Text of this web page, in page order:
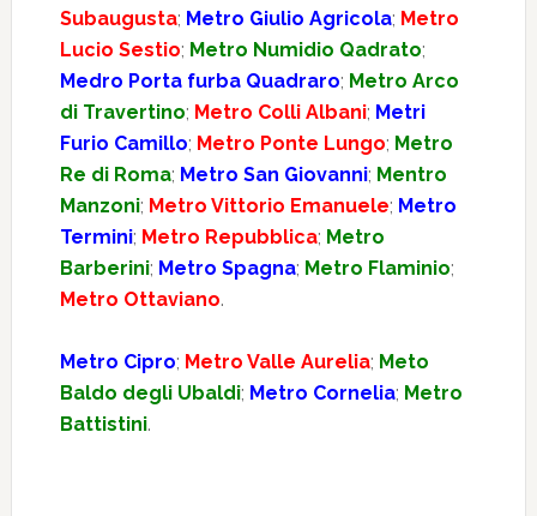
Subaugusta; Metro Giulio Agricola; Metro
Lucio Sestio; Metro Numidio Qadrato;
Medro Porta furba Quadraro; Metro Arco
di Travertino; Metro Colli Albani; Metri
Furio Camillo; Metro Ponte Lungo; Metro
Re di Roma; Metro San Giovanni; Mentro
Manzoni; Metro Vittorio Emanuele; Metro
Termini; Metro Repubblica; Metro
Barberini; Metro Spagna; Metro Flaminio;
Metro Ottaviano.
Metro Cipro; Metro Valle Aurelia; Meto
Baldo degli Ubaldi; Metro Cornelia; Metro
Battistini.